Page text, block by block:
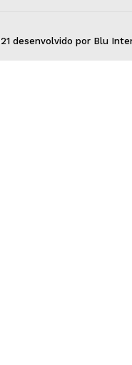
desenvolvido por Blu